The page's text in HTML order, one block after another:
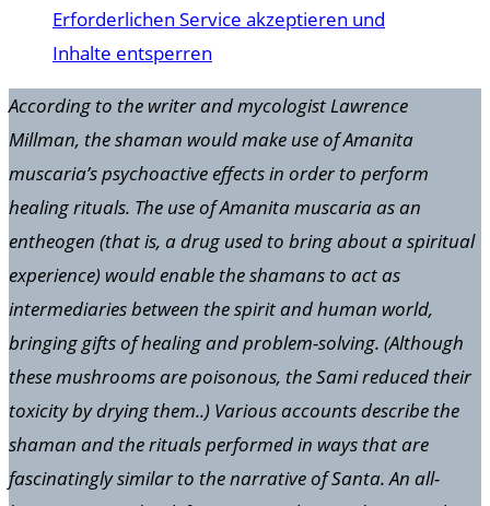
Erforderlichen Service akzeptieren und
Inhalte entsperren
According to the writer and mycologist Lawrence
Millman, the shaman would make use of Amanita
muscaria’s psychoactive effects in order to perform
healing rituals. The use of Amanita muscaria as an
entheogen (that is, a drug used to bring about a spiritual
experience) would enable the shamans to act as
intermediaries between the spirit and human world,
bringing gifts of healing and problem-solving. (Although
these mushrooms are poisonous, the Sami reduced their
toxicity by drying them..) Various accounts describe the
shaman and the rituals performed in ways that are
fascinatingly similar to the narrative of Santa. An all-